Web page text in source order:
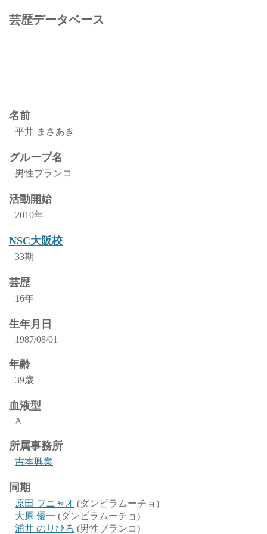
芸歴データベース
名前
平井 まさあき
グループ名
男性ブランコ
活動開始
2010年
NSC大阪校
33期
芸歴
16年
生年月日
1987/08/01
年齢
39歳
血液型
A
所属事務所
吉本興業
同期
原田 フニャオ (ダンビラムーチョ)
大原 優一 (ダンビラムーチョ)
浦井 のりひろ (男性ブランコ)